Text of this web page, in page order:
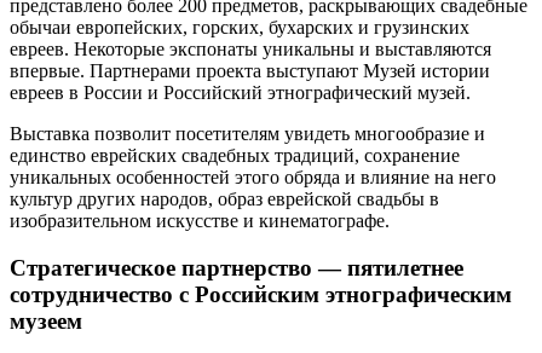
представлено более 200 предметов, раскрывающих свадебные
обычаи европейских, горских, бухарских и грузинских
евреев. Некоторые экспонаты уникальны и выставляются
впервые. Партнерами проекта выступают Музей истории
евреев в России и Российский этнографический музей.
Выставка позволит посетителям увидеть многообразие и
единство еврейских свадебных традиций, сохранение
уникальных особенностей этого обряда и влияние на него
культур других народов, образ еврейской свадьбы в
изобразительном искусстве и кинематографе.
Стратегическое партнерство — пятилетнее
сотрудничество с Российским этнографическим
музеем